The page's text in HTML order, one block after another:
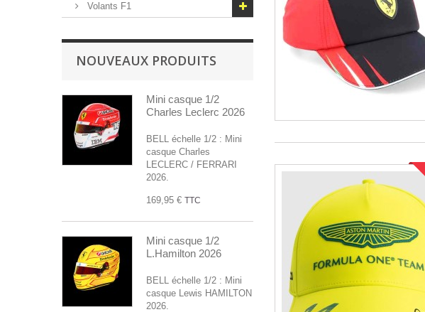
Volants F1
NOUVEAUX PRODUITS
Mini casque 1/2
Charles Leclerc 2026
BELL échelle 1/2 : Mini
casque Charles
LECLERC / FERRARI
2026.
169,95 € TTC
Mini casque 1/2
L.Hamilton 2026
BELL échelle 1/2 : Mini
casque Lewis HAMILTON
2026.